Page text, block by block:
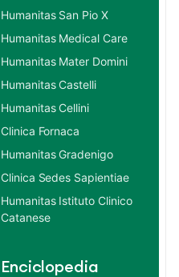
Humanitas San Pio X
Humanitas Medical Care
Humanitas Mater Domini
Humanitas Castelli
Humanitas Cellini
Clinica Fornaca
Humanitas Gradenigo
Clinica Sedes Sapientiae
Humanitas Istituto Clinico
Catanese
Enciclopedia